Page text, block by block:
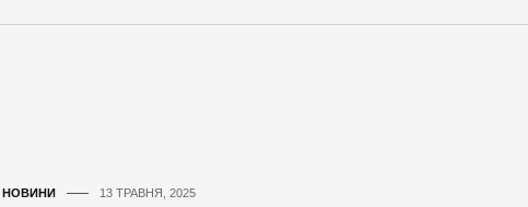
НОВИНИ 13 ТРАВНЯ, 2025